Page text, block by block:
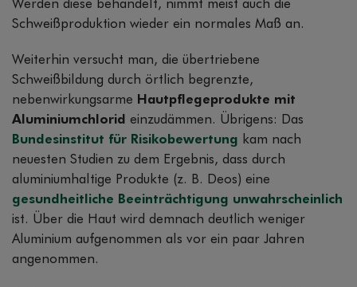
Werden diese behandelt, nimmt meist auch die
Schweißproduktion wieder ein normales Maß an.
Weiterhin versucht man, die übertriebene
Schweißbildung durch örtlich begrenzte,
nebenwirkungsarme Hautpflegeprodukte mit
Aluminiumchlorid einzudämmen. Übrigens: Das
Bundesinstitut für Risikobewertung kam nach
neuesten Studien zu dem Ergebnis, dass durch
aluminiumhaltige Produkte (z. B. Deos) eine
gesundheitliche Beeinträchtigung unwahrscheinlich
ist. Über die Haut wird demnach deutlich weniger
Aluminium aufgenommen als vor ein paar Jahren
angenommen.